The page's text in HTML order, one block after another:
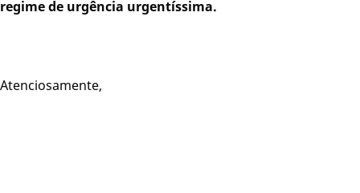
regime de urgência urgentíssima.
Atenciosamente,